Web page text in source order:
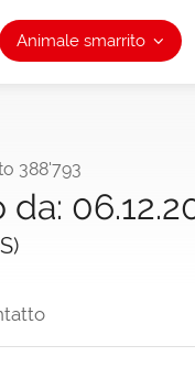
Animale smarrito
388'793
da: